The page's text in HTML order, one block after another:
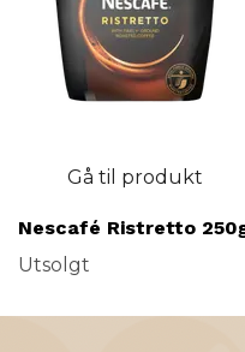
Gå til produkt
Nescafé Ristretto
Utsolgt